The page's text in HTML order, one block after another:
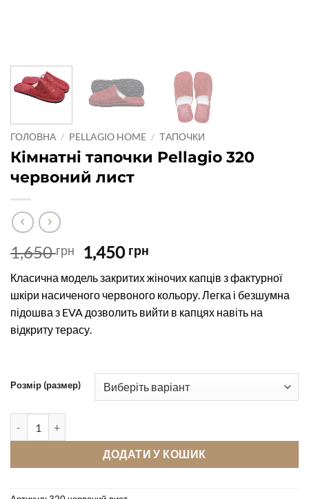
ГОЛОВНА / PELLAGIO HOME / ТАПОЧКИ
Кімнатні тапочки Pellagio 320
червоний лист
1,650грн
Оригінальна
ціна:
1,650 грн.
1,450 грн
1,450 грн.
Класична модель закритих жіночих капців з фактурної
шкіри насиченого червоного кольору. Легка і безшумна
підошва з EVA дозволить вийти в капцях навіть на
відкриту терасу.
Розмір (размер)
ДОДАТИ У КОШИК